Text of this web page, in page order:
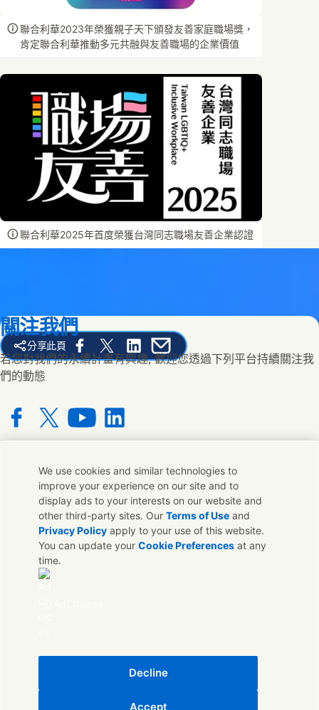
聯合利華2023年榮獲親子天下頒發友善家庭職場獎，
肯定聯合利華推動多元共融與友善職場的企業價值
聯合利華2025年首度榮獲台灣同志職場友善企業認證
分享此頁
Share this page on Facebook
Share this page on X
Share this page on Linked In
Share this page on E-mail
關注我們
若您對我們的永續計畫有興趣, 歡迎您透過下列平台持續關注我
們的動態
with us on Facebook
Connect with us on X
Connect with us on YouTube
Connect with us on LinkedIn
聯絡我們
若您對我們的品牌有任何意見或想法都可與我們在全球的連絡人
取得聯繫
聯絡我們
We use cookies and similar technologies to
improve your experience on our site and to
display ads to your interests on our website and
other third-party sites. OurTerms of Use and
Privacy Policy apply to your use of this website.
You can update yourCookie Preferences at any
time.
Decline
Accept